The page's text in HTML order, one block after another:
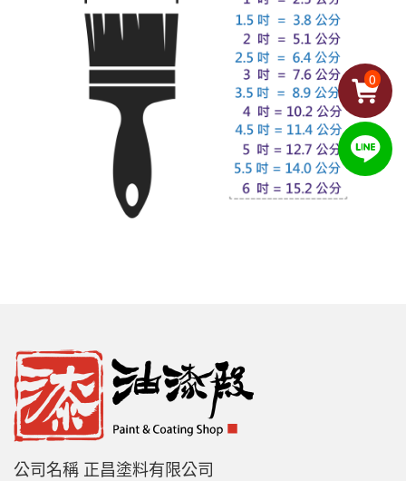
公司名稱 正昌塗料有限公司
0